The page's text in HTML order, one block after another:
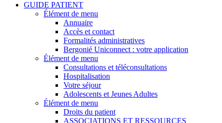
GUIDE PATIENT
Élément de menu
Annuaire
Accès et contact
Formalités administratives
Bergonié Uniconnect : votre application
Élément de menu
Consultations et téléconsultations
Hospitalisation
Votre séjour
Adolescents et Jeunes Adultes
Élément de menu
Droits du patient
ASSOCIATIONS ET RESSOURCES